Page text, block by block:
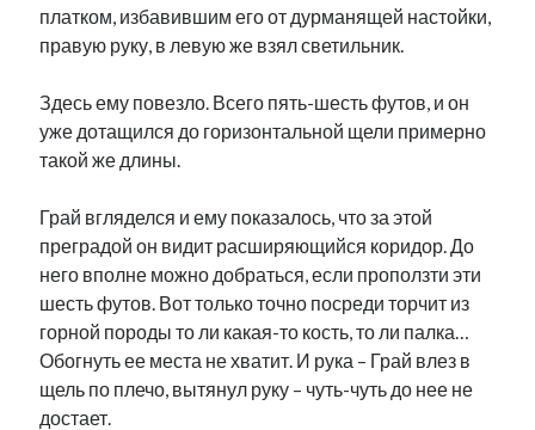
платком, избавившим его от дурманящей настойки,
правую руку, в левую же взял светильник.
Здесь ему повезло. Всего пять-шесть футов, и он
уже дотащился до горизонтальной щели примерно
такой же длины.
Грай вгляделся и ему показалось, что за этой
преградой он видит расширяющийся коридор. До
него вполне можно добраться, если проползти эти
шесть футов. Вот только точно посреди торчит из
горной породы то ли какая-то кость, то ли палка…
Обогнуть ее места не хватит. И рука – Грай влез в
щель по плечо, вытянул руку – чуть-чуть до нее не
достает.